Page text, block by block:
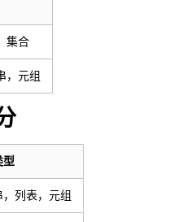
集合
，元组
型
，列表，元组